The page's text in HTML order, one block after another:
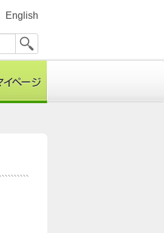
English